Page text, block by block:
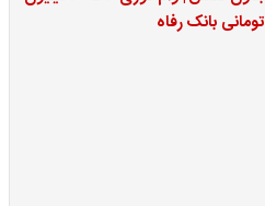
تومانی بانک رفاه